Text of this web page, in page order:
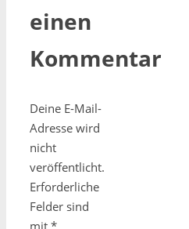
einen
Kommentar
Deine E-Mail-
Adresse wird
nicht
veröffentlicht.
Erforderliche
Felder sind
mit *